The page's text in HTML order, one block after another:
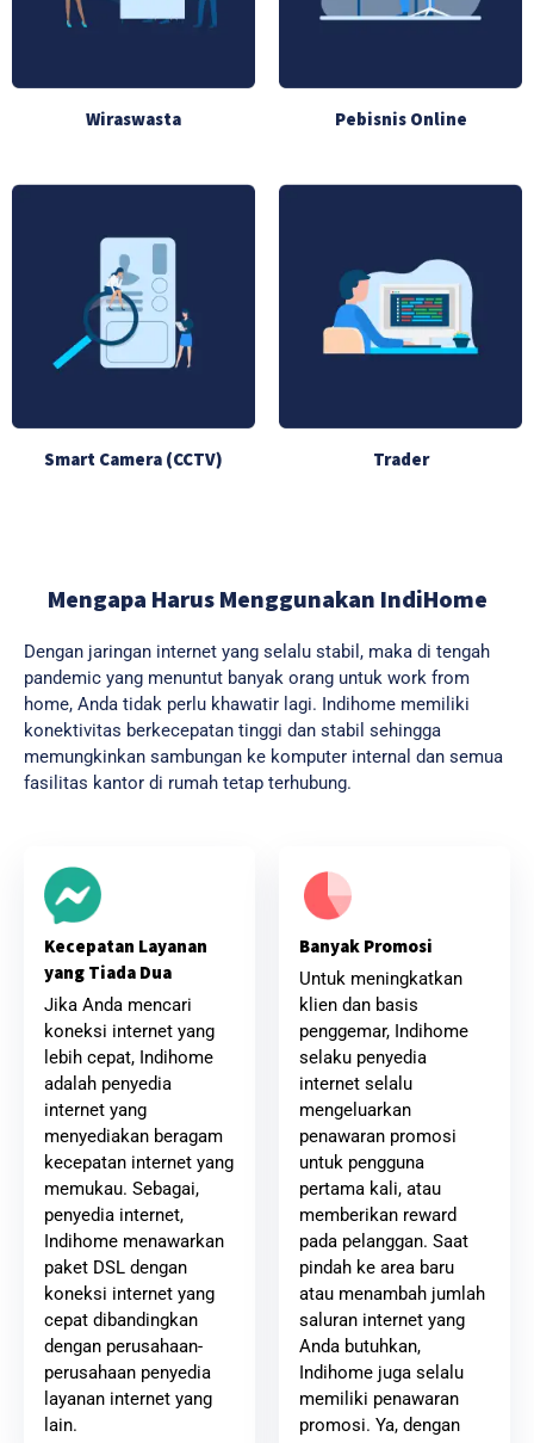
Wiraswasta Pebisnis Online
Smart Camera (CCTV) Trader
Mengapa Harus Menggunakan IndiHome
Dengan jaringan internet yang selalu stabil, maka di tengah
pandemic yang menuntut banyak orang untuk work from
home, Anda tidak perlu khawatir lagi. Indihome memiliki
konektivitas berkecepatan tinggi dan stabil sehingga
memungkinkan sambungan ke komputer internal dan semua
fasilitas kantor di rumah tetap terhubung.
Kecepatan Layanan
yang Tiada Dua
Jika Anda mencari
koneksi internet yang
lebih cepat, Indihome
adalah penyedia
internet yang
menyediakan beragam
kecepatan internet yang
memukau. Sebagai,
penyedia internet,
Indihome menawarkan
paket DSL dengan
koneksi internet yang
cepat dibandingkan
dengan perusahaan-
perusahaan penyedia
layanan internet yang
lain.
Banyak Promosi
Untuk meningkatkan
klien dan basis
penggemar, Indihome
selaku penyedia
internet selalu
mengeluarkan
penawaran promosi
untuk pengguna
pertama kali, atau
memberikan reward
pada pelanggan. Saat
pindah ke area baru
atau menambah jumlah
saluran internet yang
Anda butuhkan,
Indihome juga selalu
memiliki penawaran
promosi. Ya, dengan